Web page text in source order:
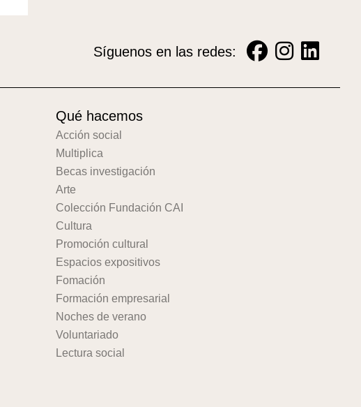
Síguenos en las redes:
Qué hacemos
Acción social
Multiplica
Becas investigación
Arte
Colección Fundación CAI
Cultura
Promoción cultural
Espacios expositivos
Fomación
Formación empresarial
Noches de verano
Voluntariado
Lectura social